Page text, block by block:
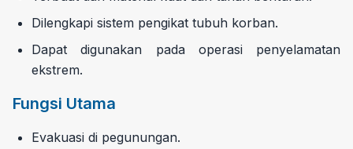
Dilengkapi sistem pengikat tubuh korban.
Dapat digunakan pada operasi penyelamatan
ekstrem.
Fungsi Utama
Evakuasi di pegunungan.